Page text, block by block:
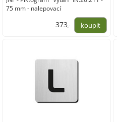
75 mm - nalepovací
373,-